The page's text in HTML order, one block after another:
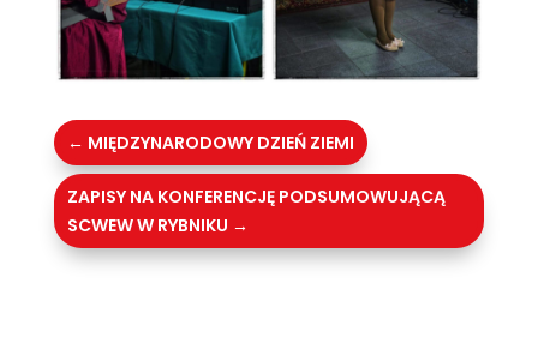
← MIĘDZYNARODOWY DZIEŃ ZIEMI
ZAPISY NA KONFERENCJĘ PODSUMOWUJĄCĄ
SCWEW W RYBNIKU →